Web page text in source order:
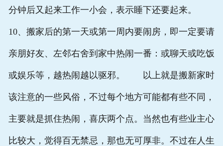
分钟后又起来工作一小会，表示睡下还要起来。
10、搬家后的第一天或第一周内要闹房，即一定要请
亲朋好友、左邻右舍到家中热闹一番：或聊天或吃饭
或娱乐等，越热闹越以驱邪。 以上就是搬新家时
该注意的一些风俗，不过每个地方可能都有些不同，
主要就是抓住热闹，喜庆两个点。当然也有些业主心
比较大，觉得百无禁忌，那也无可厚非。不过在人生